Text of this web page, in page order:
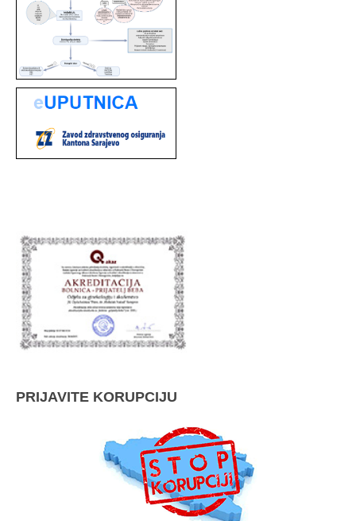
PRIJAVITE KORUPCIJU